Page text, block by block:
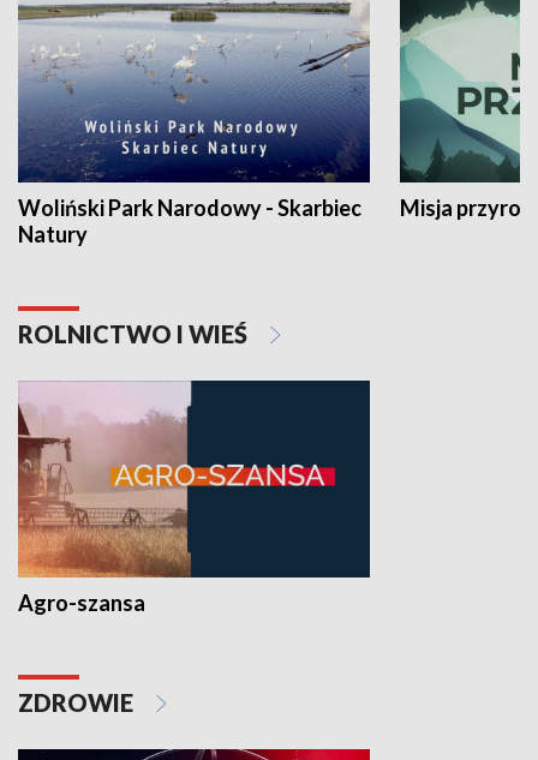
Woliński Park Narodowy - Skarbiec
Natury
Misja
ROLNICTWO I WIEŚ
Agro-szansa
ZDROWIE